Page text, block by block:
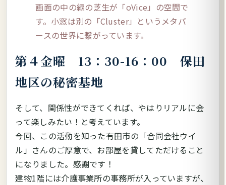
画面の中の緑の芝生が「oVice」の空間で
す。小窓は別の「Cluster」というメタバ
ースの世界に繋がっています。
第４金曜 13：30-16：00 保田
地区の秘密基地
そして、関係性ができてくれば、やはりリアルに会
って楽しみたい！と考えています。
今回、この活動を知った有田市の「合同会社ウイ
ル」さんのご厚意で、お部屋を貸してただけること
になりました。感謝です！
建物1階には介護事業所の事務所が入っていますが、